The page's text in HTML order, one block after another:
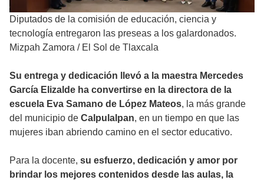
Diputados de la comisión de educación, ciencia y
tecnología entregaron las preseas a los galardonados.
Mizpah Zamora / El Sol de Tlaxcala
Su entrega y dedicación llevó a la maestra Mercedes
García Elizalde ha convertirse en la directora de la
escuela Eva Samano de López Mateos, la más grande
del municipio de Calpulalpan, en un tiempo en que las
mujeres iban abriendo camino en el sector educativo.
Para la docente, su esfuerzo, dedicación y amor por
brindar los mejores contenidos desde las aulas, la